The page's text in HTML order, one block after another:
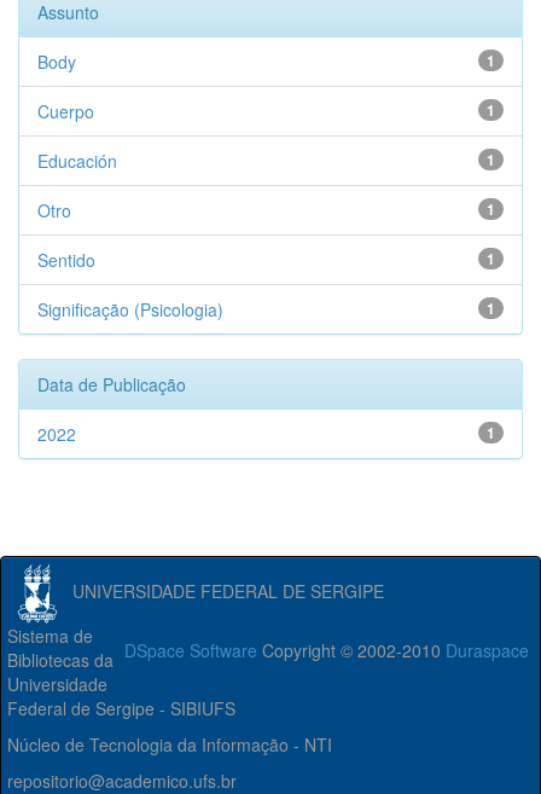
Assunto
1
Body
1
Cuerpo
1
Educación
1
Otro
1
Sentido
1
Significação (Psicologia)
Data de Publicação
1
2022
UNIVERSIDADE FEDERAL DE SERGIPE
DSpace Software Copyright © 2002-2010 Duraspace
Sistema de
Bibliotecas da
Universidade
Federal de Sergipe - SIBIUFS
Núcleo de Tecnologia da Informação - NTI
repositorio@academico.ufs.br